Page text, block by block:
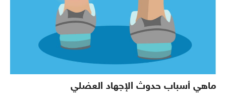
ماهي أسباب حدوث الإجهاد العضلي